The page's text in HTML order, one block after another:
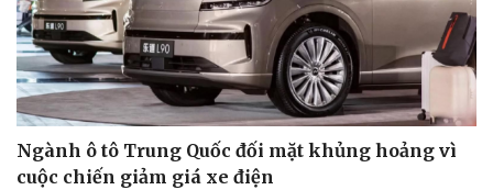
Âm nhạc
Di sản
Sao Việt
Ngành ô tô Trung Quốc đối mặt khủng hoảng vì
cuộc chiến giảm giá xe điện